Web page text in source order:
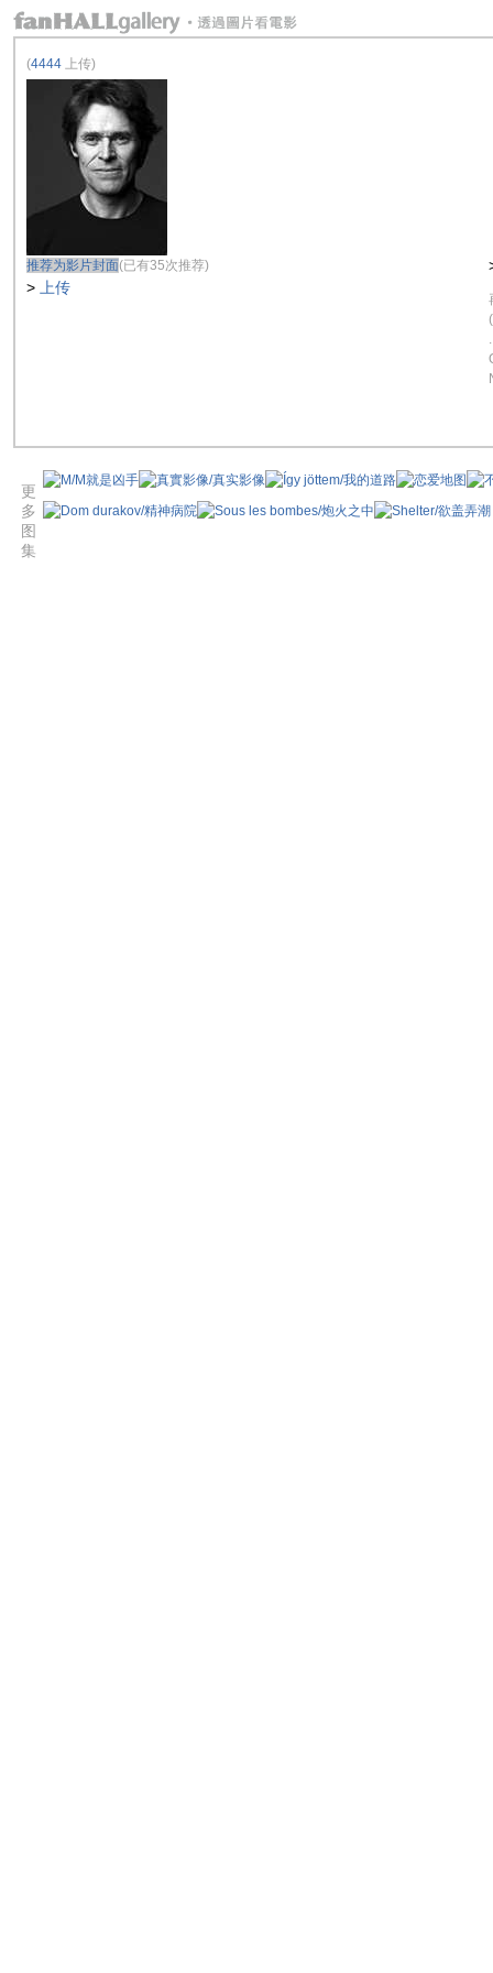
(4444 上传)
推荐为影片封面(已有35次推荐)
> 上传
更
多
图
集